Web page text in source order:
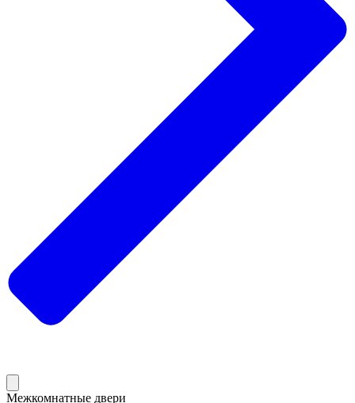
Межкомнатные двери